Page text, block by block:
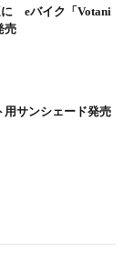
いた。
ューに霞ヶ浦で獲
った。他に「豚パ
ナマズだろう。イ
た。ハラペコ状態
癖もなく、食べや
思ったが、おいし
な砂浜。その
に eバイク「Votani
売
サンシェード発売